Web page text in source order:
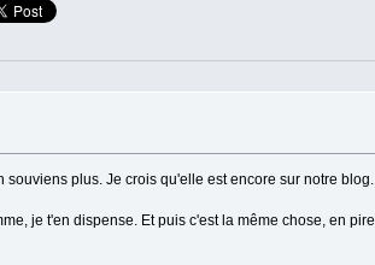
plus. Je crois qu'elle est encore sur notre blog.
je t'en dispense. Et puis c'est la même chose, en pire.